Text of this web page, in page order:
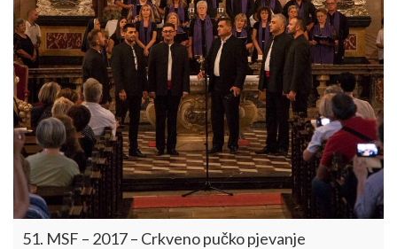
51. MSF – 2017 – Crkveno pučko pjevanje